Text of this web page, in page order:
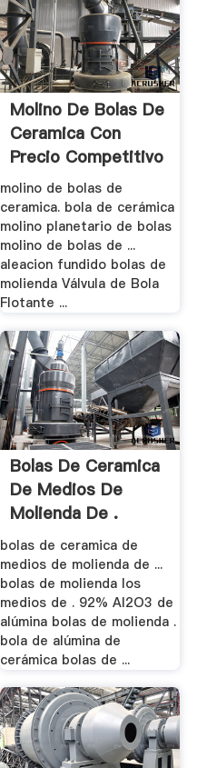
Molino De Bolas De
Ceramica Con
Precio Competitivo
molino de bolas de
ceramica. bola de cerámica
molino planetario de bolas
molino de bolas de ...
aleacion fundido bolas de
molienda Válvula de Bola
Flotante ...
Bolas De Ceramica
De Medios De
Molienda De .
bolas de ceramica de
medios de molienda de ...
bolas de molienda los
medios de . 92% Al2O3 de
alúmina bolas de molienda .
bola de alúmina de
cerámica bolas de ...